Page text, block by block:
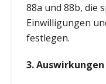
88a und 88b, die
Einwilligungen
festlegen.
3.Auswirkungen